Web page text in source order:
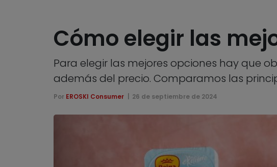
Cómo elegir las
Para elegir las mejores opciones hay que
además del precio. Comparamos las
Por EROSKI Consumer 26 de septiembre de 2024